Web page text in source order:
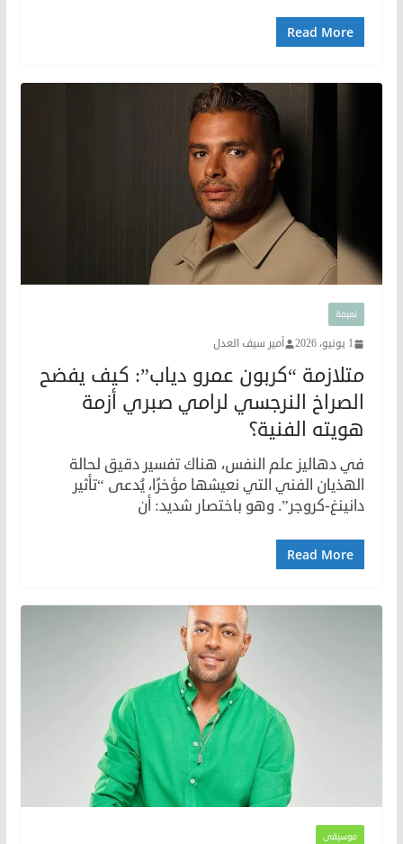
Read More
نميمة
1 يونيو، 2026 أمير سيف العدل
متلازمة “كربون عمرو دياب”: كيف يفضح
الصراخ النرجسي لرامي صبري أزمة
هويته الفنية؟
في دهاليز علم النفس، هناك تفسير دقيق لحالة
الهذيان الفني التي نعيشها مؤخرًا، يُدعى “تأثير
دانينغ-كروجر”. وهو باختصار شديد: أن
Read More
موسيقى